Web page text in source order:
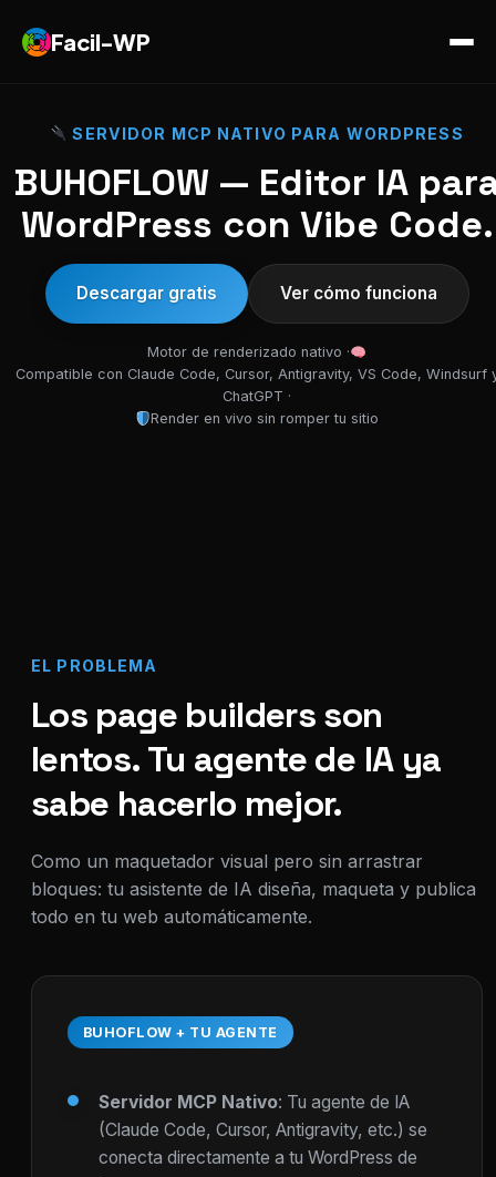
Facil-WP
SERVIDOR MCP NATIVO PARA WORDPRESS
BUHOFLOW — Editor IA
WordPress con Vibe Code.
Descargar gratis Ver cómo funciona
Motor de renderizado nativo ·
Compatible con Claude Code, Cursor, Antigravity, VS Code, Windsurf
ChatGPT ·
Render en vivo sin romper tu sitio
EL PROBLEMA
Los page builders son
lentos. Tu agente de IA ya
sabe hacerlo mejor.
Como un maquetador visual pero sin arrastrar
bloques: tu asistente de IA diseña, maqueta y publica
todo en tu web automáticamente.
BUHOFLOW + TU AGENTE
Servidor MCP Nativo: Tu agente de IA
(Claude Code, Cursor, Antigravity, etc.) se
conecta directamente a tu WordPress de